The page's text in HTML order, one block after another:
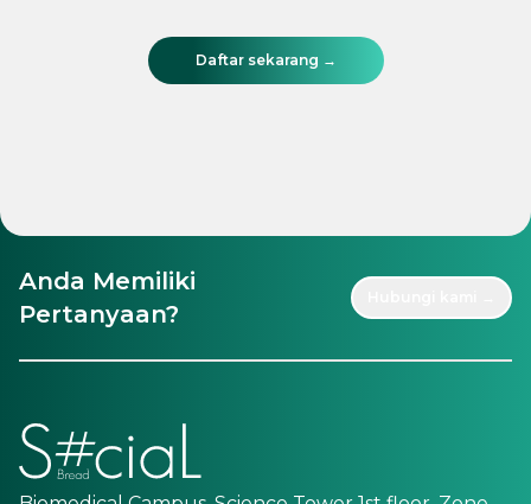
Daftar sekarang →
Anda Memiliki
Pertanyaan?